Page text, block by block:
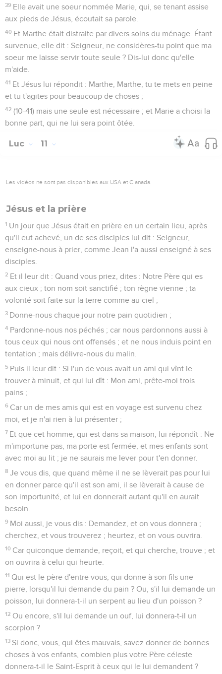
39 Elle avait une soeur nommée Marie, qui, se tenant assise
aux pieds de Jésus, écoutait sa parole.
40 Et Marthe était distraite par divers soins du ménage. Étant
survenue, elle dit : Seigneur, ne considères-tu point que ma
soeur me laisse servir toute seule ? Dis-lui donc qu'elle
m'aide.
41 Et Jésus lui répondit : Marthe, Marthe, tu te mets en peine
et tu t'agites pour beaucoup de choses ;
42 (10-41) mais une seule est nécessaire ; et Marie a choisi la
bonne part, qui ne lui sera point ôtée.
Luc 11
Les vidéos ne sont pas disponibles aux USA et C anada.
Jésus et la prière
1 Un jour que Jésus était en prière en un certain lieu, après
qu'il eut achevé, un de ses disciples lui dit : Seigneur,
enseigne-nous à prier, comme Jean l'a aussi enseigné à ses
disciples.
2 Et il leur dit : Quand vous priez, dites : Notre Père qui es
aux cieux ; ton nom soit sanctifié ; ton règne vienne ; ta
volonté soit faite sur la terre comme au ciel ;
3 Donne-nous chaque jour notre pain quotidien ;
4 Pardonne-nous nos péchés ; car nous pardonnons aussi à
tous ceux qui nous ont offensés ; et ne nous induis point en
tentation ; mais délivre-nous du malin.
5 Puis il leur dit : Si l'un de vous avait un ami qui vînt le
trouver à minuit, et qui lui dît : Mon ami, prête-moi trois
pains ;
6 Car un de mes amis qui est en voyage est survenu chez
moi, et je n'ai rien à lui présenter ;
7 Et que cet homme, qui est dans sa maison, lui répondît : Ne
m'importune pas, ma porte est fermée, et mes enfants sont
avec moi au lit ; je ne saurais me lever pour t'en donner.
8 Je vous dis, que quand même il ne se lèverait pas pour lui
en donner parce qu'il est son ami, il se lèverait à cause de
son importunité, et lui en donnerait autant qu'il en aurait
besoin.
9 Moi aussi, je vous dis : Demandez, et on vous donnera ;
cherchez, et vous trouverez ; heurtez, et on vous ouvrira.
10 Car quiconque demande, reçoit, et qui cherche, trouve ; et
on ouvrira à celui qui heurte.
11 Qui est le père d'entre vous, qui donne à son fils une
pierre, lorsqu'il lui demande du pain ? Ou, s'il lui demande un
poisson, lui donnera-t-il un serpent au lieu d'un poisson ?
12 Ou encore, s'il lui demande un ouf, lui donnera-t-il un
scorpion ?
13 Si donc, vous, qui êtes mauvais, savez donner de bonnes
choses à vos enfants, combien plus votre Père céleste
donnera-t-il le Saint-Esprit à ceux qui le lui demandent ?